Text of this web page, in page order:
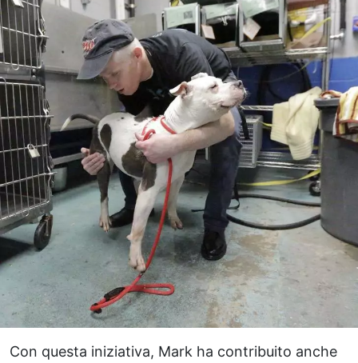
Con questa iniziativa, Mark ha contribuito anche